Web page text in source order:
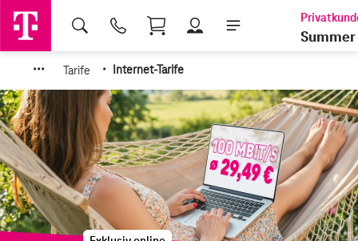
Shopping Cart
Summer
··· Tarife · Internet-Tarife